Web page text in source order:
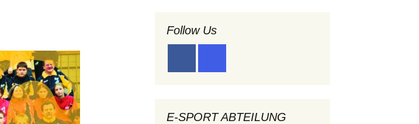
Follow Us
E-SPORT ABTEILUNG